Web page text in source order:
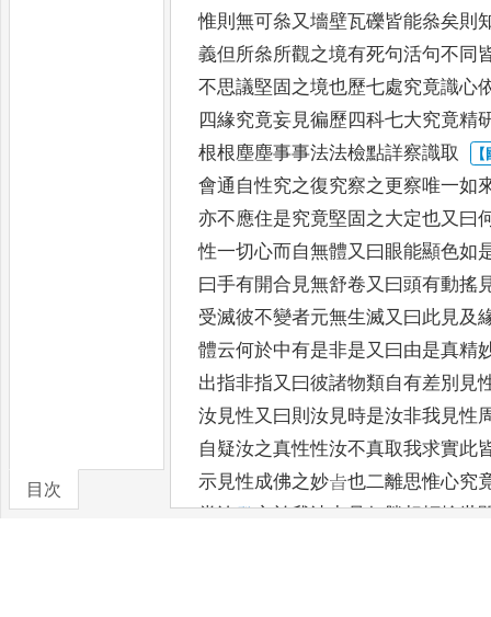
目次
惟則無可叅又墻壁瓦礫皆能叅矣則
義但所叅所觀之境有死句活句不同
不思議堅固之境也歷七處究竟識心
四緣究竟妄見徧歷四科七大究竟精
根根塵塵事事法法檢點詳察識取
會通自性究之復究察之更察唯一如
亦不應住是究竟堅固之大定也又曰
性一切心而自無體又 曰眼能顯色如
曰手有開合 見無舒卷又曰頭有動搖
受滅彼不變者元無生滅又曰此見及
體云何於中有是非是又曰由是真精
出指非指又曰彼諸物類自有差別見
汝見性又曰則汝見時是汝非我見性
自疑汝之真性性汝不真取我求實此
示見性成佛之妙㫖也二離思惟心究
當汝𤼵心於我法中見何勝相頓捨世